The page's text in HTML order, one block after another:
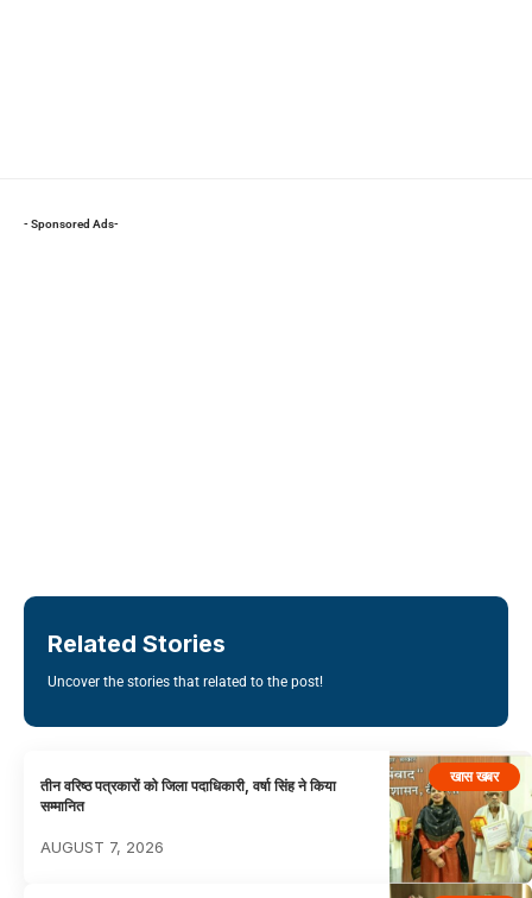
- Sponsored Ads-
Related Stories
Uncover the stories that related to the post!
खास खबर
तीन वरिष्ठ पत्रकारों को जिला पदाधिकारी, वर्षा सिंह ने किया
सम्मानित
AUGUST 7, 2026